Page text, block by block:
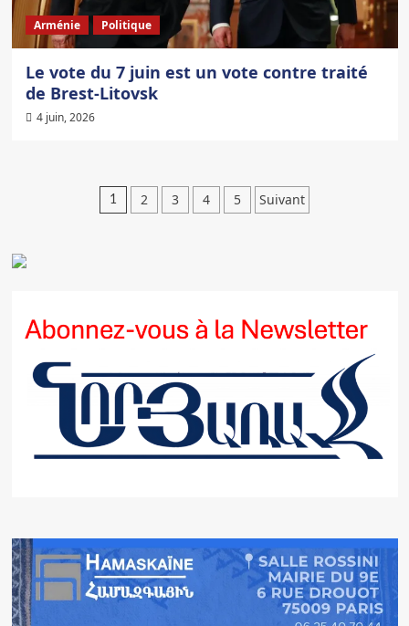
Arménie Politique
Le vote du 7 juin est un vote contre traité
de Brest-Litovsk
4 juin, 2026
Pagination
1 2 3 4 5 Suivant